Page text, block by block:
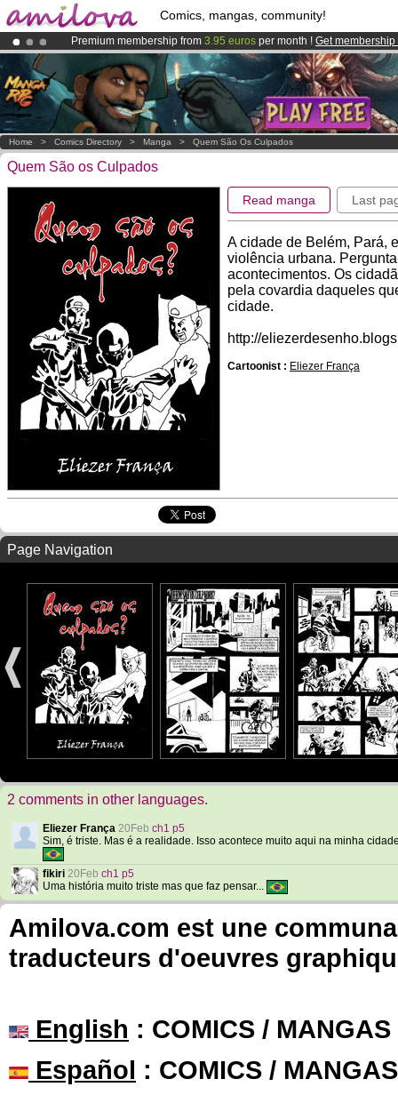
Comics, mangas, community!
Premium membership from 3.95 euros per month ! Get membership
AmilovaKickstarter is now LIVE!.
Already 134393 membersand 1208 comics & mangas!.
Home > Comics Directory > Manga > Quem São Os Culpados
Quem São os Culpados
Read manga Last
A cidade de Belém, Pará,
violência urbana.
acontecimentos. Os
pela covardia daqueles
cidade.
http://
Cartoonist : Eliezer França
Page Navigation
2 comments in other languages.
Eliezer França 20Feb ch1 p5
Sim, é triste. Mas é a realidade. Isso acontece muito aqui na minha
fikiri 20Feb ch1 p5
Uma história muito triste mas que faz pensar...
Amilova.com est une
traducteurs d'oeuvres
English : COMICS /
Español : COMICS /